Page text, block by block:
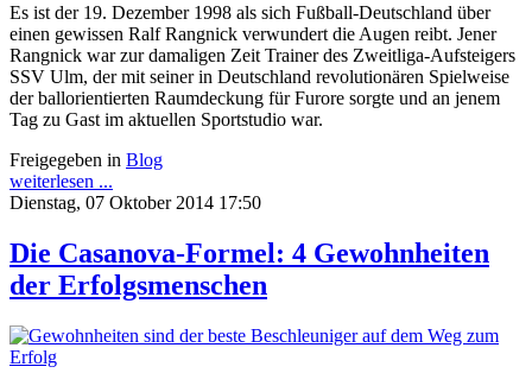
Es ist der 19. Dezember 1998 als sich Fußball-Deutschland über
einen gewissen Ralf Rangnick verwundert die Augen reibt. Jener
Rangnick war zur damaligen Zeit Trainer des Zweitliga-Aufsteigers
SSV Ulm, der mit seiner in Deutschland revolutionären Spielweise
der ballorientierten Raumdeckung für Furore sorgte und an jenem
Tag zu Gast im aktuellen Sportstudio war.
Freigegeben in Blog
weiterlesen ...
Dienstag, 07 Oktober 2014 17:50
Die Casanova-Formel: 4 Gewohnheiten
der Erfolgsmenschen